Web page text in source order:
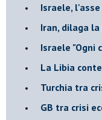
Israele,
Iran, dilaga
Israele "Ogni
La Libia
Turchia tra
GB tra crisi